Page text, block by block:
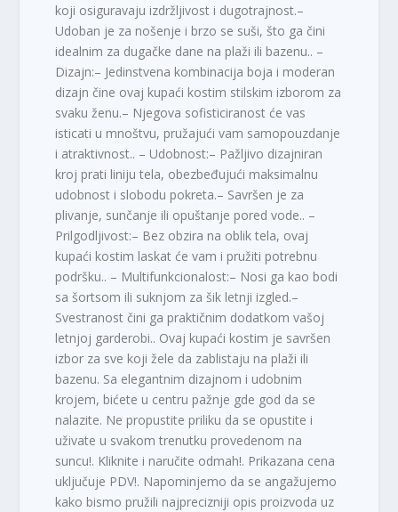
koji osiguravaju izdržljivost i dugotrajnost.–
Udoban je za nošenje i brzo se suši, što ga čini
idealnim za dugačke dane na plaži ili bazenu.. –
Dizajn:– Jedinstvena kombinacija boja i moderan
dizajn čine ovaj kupaći kostim stilskim izborom za
svaku ženu.– Njegova sofisticiranost će vas
isticati u mnoštvu, pružajući vam samopouzdanje
i atraktivnost.. – Udobnost:– Pažljivo dizajniran
kroj prati liniju tela, obezbeđujući maksimalnu
udobnost i slobodu pokreta.– Savršen je za
plivanje, sunčanje ili opuštanje pored vode.. –
Prilgodljivost:– Bez obzira na oblik tela, ovaj
kupaći kostim laskat će vam i pružiti potrebnu
podršku.. – Multifunkcionalost:– Nosi ga kao bodi
sa šortsom ili suknjom za šik letnji izgled.–
Svestranost čini ga praktičnim dodatkom vašoj
letnjoj garderobi.. Ovaj kupaći kostim je savršen
izbor za sve koji žele da zablistaju na plaži ili
bazenu. Sa elegantnim dizajnom i udobnim
krojem, bićete u centru pažnje gde god da se
nalazite. Ne propustite priliku da se opustite i
uživate u svakom trenutku provedenom na
suncu!. Kliknite i naručite odmah!. Prikazana cena
uključuje PDV!. Napominjemo da se angažujemo
kako bismo pružili najprecizniji opis proizvoda uz